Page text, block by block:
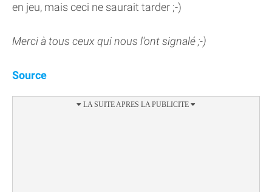
en jeu, mais ceci ne saurait tarder ;-)
Merci à tous ceux qui nous l'ont signalé ;-)
Source